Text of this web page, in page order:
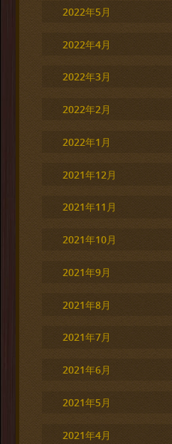
2022年5月
2022年4月
2022年3月
2022年2月
2022年1月
2021年12月
2021年11月
2021年10月
2021年9月
2021年8月
2021年7月
2021年6月
2021年5月
2021年4月